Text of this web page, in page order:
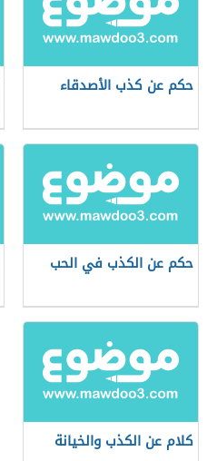
حكم عن كذب الأصدقاء
حكم عن الكذب في الحب
كلام عن الكذب والخيانة